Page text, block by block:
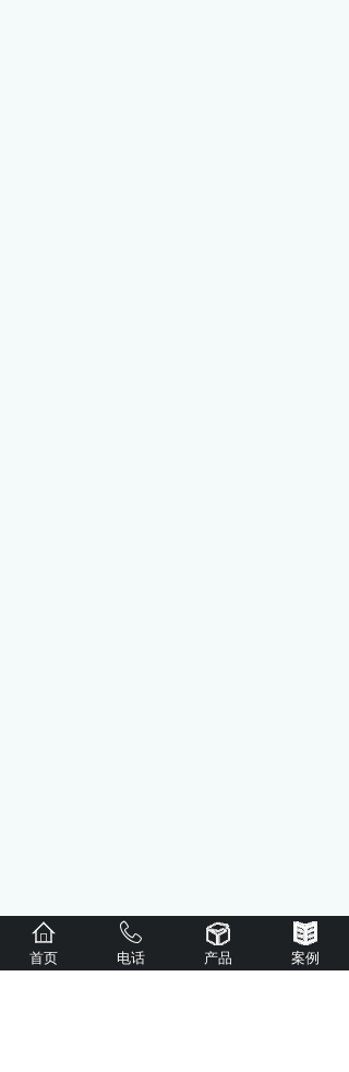
首页 电话 产品 案例